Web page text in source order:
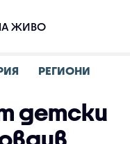
ЖИВО
РЕГИОНИ
детски